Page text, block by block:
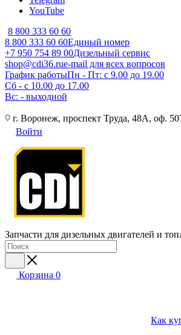
YouTube
8 800 333 60 60
8 800 333 60 60Единый номер
+7 950 754 89 00Дизельный сервис
shop@cdi36.rue-mail для всех вопросов
График работыПн - Пт: с 9.00 до 19.00
Сб - с 10.00 до 17.00
Вс: - выходной
г. Воронеж, проспект Труда, 48А, оф.
Войти
Запчасти для дизельных двигателей и
Корзина 0
Как